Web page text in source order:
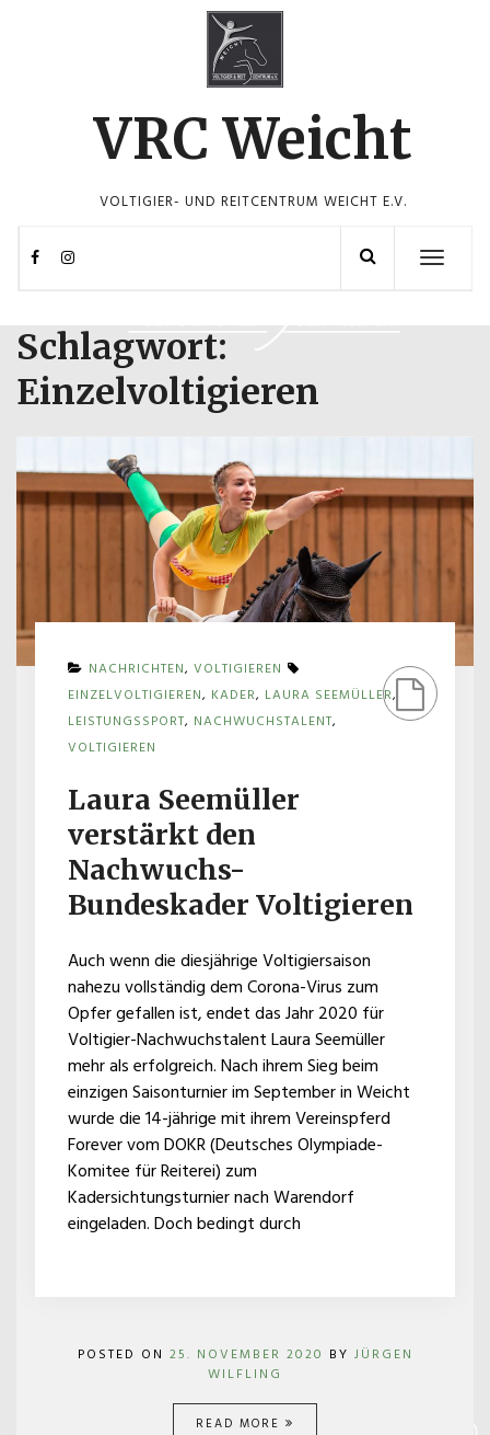
VRC Weicht
VOLTIGIER- UND REITCENTRUM WEICHT E.V.
Toggle
navigation
Schlagwort:
Einzelvoltigieren
NACHRICHTEN, VOLTIGIEREN
EINZELVOLTIGIEREN, KADER, LAURA SEEMÜLLER,
LEISTUNGSSPORT, NACHWUCHSTALENT,
VOLTIGIEREN
Laura Seemüller
verstärkt den
Nachwuchs-
Bundeskader Voltigieren
Auch wenn die diesjährige Voltigiersaison
nahezu vollständig dem Corona-Virus zum
Opfer gefallen ist, endet das Jahr 2020 für
Voltigier-Nachwuchstalent Laura Seemüller
mehr als erfolgreich. Nach ihrem Sieg beim
einzigen Saisonturnier im September in Weicht
wurde die 14-jährige mit ihrem Vereinspferd
Forever vom DOKR (Deutsches Olympiade-
Komitee für Reiterei) zum
Kadersichtungsturnier nach Warendorf
eingeladen. Doch bedingt durch
POSTED ON 25. NOVEMBER 2020 BY JÜRGEN
WILFLING
READ MORE